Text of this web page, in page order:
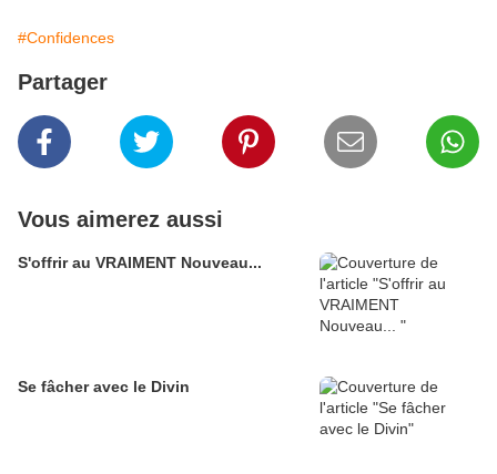
#Confidences
Partager
Vous aimerez aussi
S'offrir au VRAIMENT Nouveau...
Se fâcher avec le Divin